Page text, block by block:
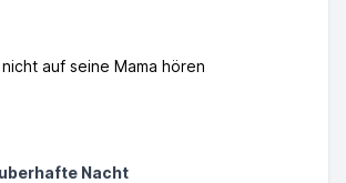
auf seine Mama hören
Nacht